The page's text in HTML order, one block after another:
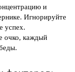
и
Игнорируйте
успех.
очко, каждый